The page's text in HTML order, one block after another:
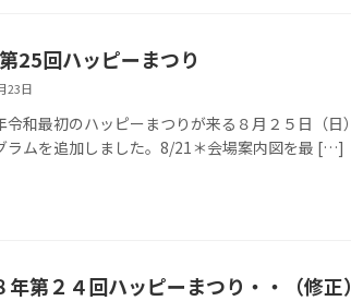
25回ハッピーまつり
23日
令和最初のハッピーまつりが来る８月２５日（
ラムを追加しました。8/21＊会場案内図を最 […]
年第２４回ハッピーまつり・・（修正）